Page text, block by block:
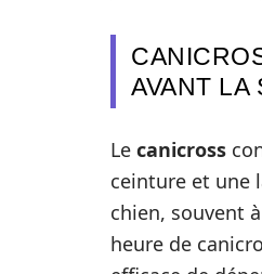
AVANT LA
Le canicross
ceinture et une
chien, souvent
heure de